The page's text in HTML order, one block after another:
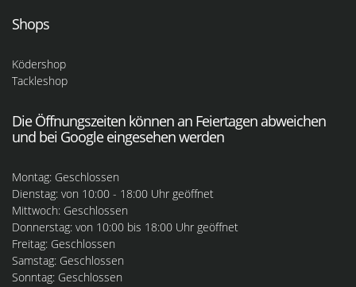
Shops
Ködershop
Tackleshop
Die Öffnungszeiten können an Feiertagen abweichen
und bei Google eingesehen werden
Montag: Geschlossen
Dienstag: von 10:00 - 18:00 Uhr geöffnet
Mittwoch: Geschlossen
Donnerstag: von 10:00 bis 18:00 Uhr geöffnet
Freitag: Geschlossen
Samstag: Geschlossen
Sonntag: Geschlossen